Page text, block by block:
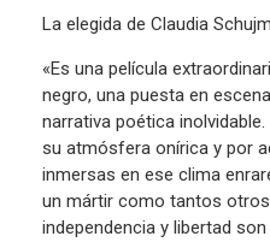
La elegida de Claudia
«Es una película
negro, una puesta en
narrativa poética
su atmósfera onírica y por
inmersas en ese clima
un mártir como tantos
independencia y libertad